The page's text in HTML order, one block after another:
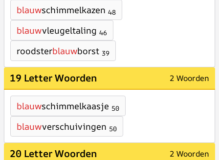
blauwschimmelkazen 48
blauwvleugeltaling 46
roodsterblauwborst 39
19 Letter Woorden 2 Woorden
blauwschimmelkaasje 50
blauwverschuivingen 50
20 Letter Woorden 2 Woorden